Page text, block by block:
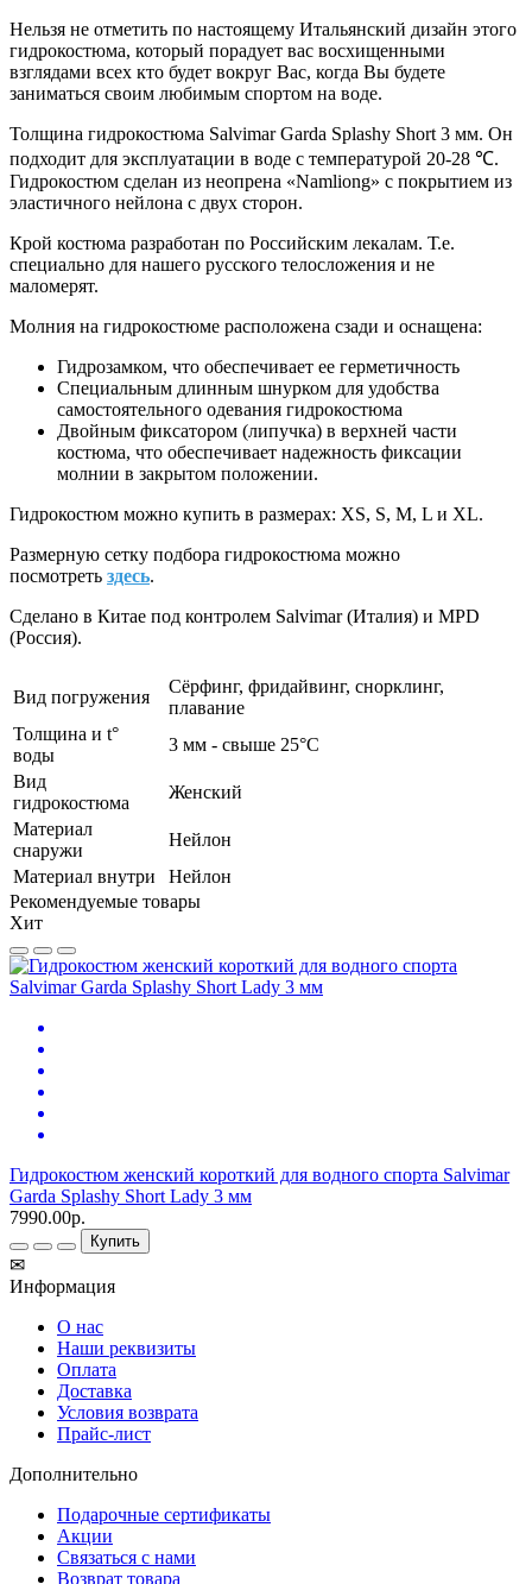
Нельзя не отметить по настоящему Итальянский дизайн этого
гидрокостюма, который порадует вас восхищенными
взглядами всех кто будет вокруг Вас, когда Вы будете
заниматься своим любимым спортом на воде.
Толщина гидрокостюма Salvimar Garda Splashy Short 3 мм. Он
подходит для эксплуатации в воде с температурой 20-28 ℃.
Гидрокостюм сделан из неопрена «Namliong» с покрытием из
эластичного нейлона с двух сторон.
Крой костюма разработан по Российским лекалам. Т.е.
специально для нашего русского телосложения и не
маломерят.
Молния на гидрокостюме расположена сзади и оснащена:
Гидрозамком, что обеспечивает ее герметичность
Специальным длинным шнурком для удобства
самостоятельного одевания гидрокостюма
Двойным фиксатором (липучка) в верхней части
костюма, что обеспечивает надежность фиксации
молнии в закрытом положении.
Гидрокостюм можно купить в размерах: XS, S, M, L и XL.
Размерную сетку подбора гидрокостюма можно
посмотреть здесь.
Сделано в Китае под контролем Salvimar (Италия) и MPD
(Россия).
Вид погружения
Сёрфинг, фридайвинг, снорклинг,
плавание
Толщина и t°
воды
3 мм - свыше 25°С
Вид
гидрокостюма
Женский
Материал
снаружи
Нейлон
Материал внутри
Нейлон
Рекомендуемые товары
Хит
Гидрокостюм женский короткий для водного спорта Salvimar
Garda Splashy Short Lady 3 мм
7990.00р.
Купить
✉
Информация
О нас
Наши реквизиты
Оплата
Доставка
Условия возврата
Прайс-лист
Дополнительно
Подарочные сертификаты
Акции
Связаться с нами
Возврат товара